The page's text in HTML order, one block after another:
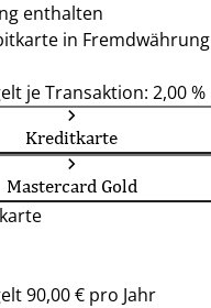
enthalten
in Fremdwährung
je Transaktion: 2,00 %
Kreditkarte
Mastercard Gold
90,00 € pro Jahr